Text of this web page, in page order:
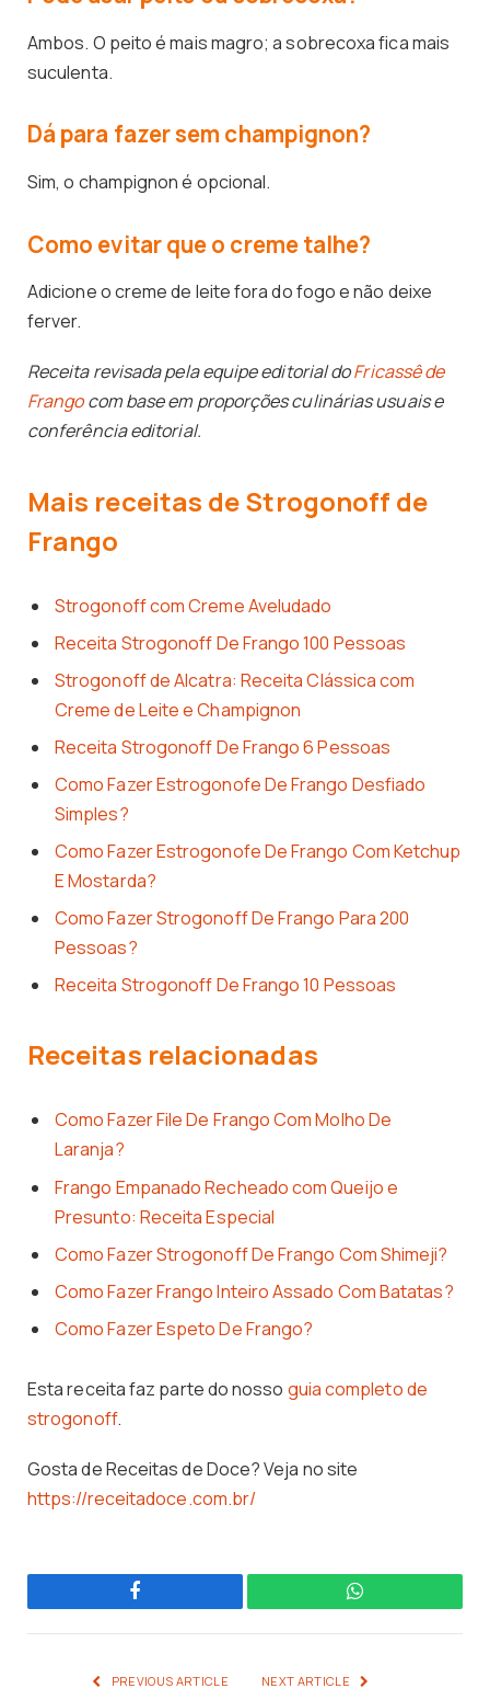
Ambos. O peito é mais magro; a sobrecoxa fica mais
suculenta.
Dá para fazer sem champignon?
Sim, o champignon é opcional.
Como evitar que o creme talhe?
Adicione o creme de leite fora do fogo e não deixe
ferver.
Receita revisada pela equipe editorial doFricassê de
Frangocom base em proporções culinárias usuais e
conferência editorial.
Mais receitas de Strogonoff de
Frango
Strogonoff com Creme Aveludado
Receita Strogonoff De Frango 100 Pessoas
Strogonoff de Alcatra: Receita Clássica com
Creme de Leite e Champignon
Receita Strogonoff De Frango 6 Pessoas
Como Fazer Estrogonofe De Frango Desfiado
Simples?
Como Fazer Estrogonofe De Frango Com Ketchup
E Mostarda?
Como Fazer Strogonoff De Frango Para 200
Pessoas?
Receita Strogonoff De Frango 10 Pessoas
Receitas relacionadas
Como Fazer File De Frango Com Molho De
Laranja?
Frango Empanado Recheado com Queijo e
Presunto: Receita Especial
Como Fazer Strogonoff De Frango Com Shimeji?
Como Fazer Frango Inteiro Assado Com Batatas?
Como Fazer Espeto De Frango?
Esta receita faz parte do nosso guia completo de
strogonoff.
Gosta de Receitas de Doce? Veja no site
https://receitadoce.com.br/
Facebook WhatsApp
PREVIOUS ARTICLE NEXT ARTICLE